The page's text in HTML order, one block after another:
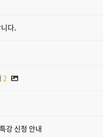
다.
2
강 신청 안내